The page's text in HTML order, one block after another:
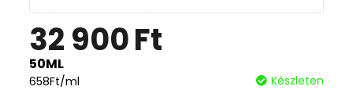
32 900Ft
50ML
658Ft/ml Készleten